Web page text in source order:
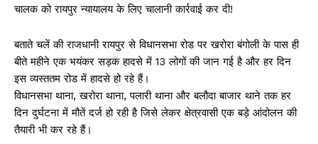
चालक को रायपुर न्यायालय के लिए चालानी कार्रवाई कर दी!
बताते चलें की राजधानी रायपुर से विधानसभा रोड पर खरोरा बंगोली के पास ही
बीते महीने एक भयंकर सड़क हादसे में 13 लोगों की जान गई है और हर दिन
इस व्यस्ततम रोड में हादसे हो रहे हैं।
विधानसभा थाना, खरोरा थाना, पलारी थाना और बलौदा बाजार थाने तक हर
दिन दुर्घटना में मौतें दर्ज हो रही है जिसे लेकर क्षेत्रवासी एक बड़े आंदोलन की
तैयारी भी कर रहे हैं।